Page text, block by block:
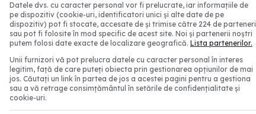
restaurant, aveți la îndemână o completare
Nu se știe niciodată cum rămâi blocat în lift sau
e întotdeauna cu voi. Iar la nevoie o
poate deveni chiar și o armă de apărare… că tot
și bine hrănite!”.
Datele dvs. cu caracter personal vor fi prelucrate, iar informațiile de
pe dispozitiv (cookie-uri, identificatori unici și alte date de pe
dispozitiv) pot fi stocate, accesate de și trimise către 224 de parteneri
sau pot fi folosite în mod specific de acest site. Noi și partenerii noștri
putem folosi date exacte de localizare geografică. Lista partenerilor.
Unii furnizori vă pot prelucra datele cu caracter personal în interes
legitim, față de care puteți obiecta prin gestionarea opțiunilor de mai
jos. Căutați un link în partea de jos a acestei pagini pentru a gestiona
sau a vă retrage consimțământul în setările de confidențialitate și
cookie-uri.